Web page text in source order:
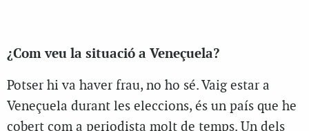
¿Com veu la situació a Veneçuela?
Potser hi va haver frau, no ho sé. Vaig estar a
Veneçuela durant les eleccions, és un país que he
cobert com a periodista molt de temps. Un dels